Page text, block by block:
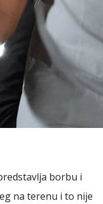
borbu i
na terenu i to nije